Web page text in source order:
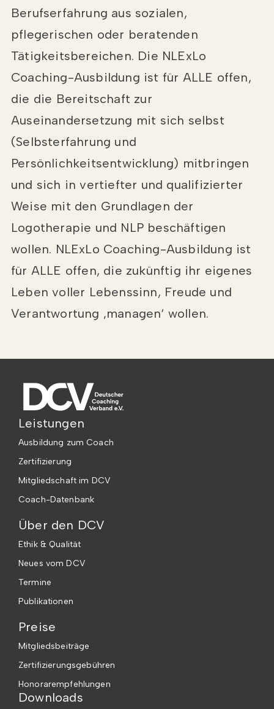
Berufserfahrung aus sozialen,
pflegerischen oder beratenden
Tätigkeitsbereichen. Die NLExLo
Coaching-Ausbildung ist für ALLE offen,
die die Bereitschaft zur
Auseinandersetzung mit sich selbst
(Selbsterfahrung und
Persönlichkeitsentwicklung) mitbringen
und sich in vertiefter und qualifizierter
Weise mit den Grundlagen der
Logotherapie und NLP beschäftigen
wollen. NLExLo Coaching-Ausbildung ist
für ALLE offen, die zukünftig ihr eigenes
Leben voller Lebenssinn, Freude und
Verantwortung ‚managen‘ wollen.
Leistungen
Ausbildung zum Coach
Zertifizierung
Mitgliedschaft im DCV
Coach-Datenbank
Über den DCV
Ethik & Qualität
Neues vom DCV
Termine
Publikationen
Preise
Mitgliedsbeiträge
Zertifizierungsgebühren
Honorarempfehlungen
Downloads